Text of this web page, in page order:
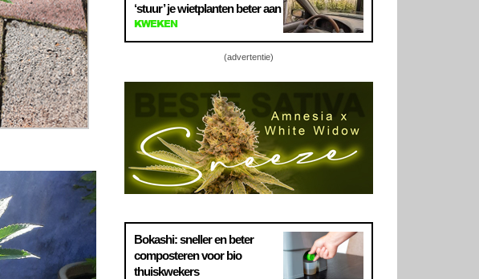
‘stuur’ je wietplanten beter aan
KWEKEN
(advertentie)
Bokashi: sneller en beter
composteren voor bio
thuiskwekers